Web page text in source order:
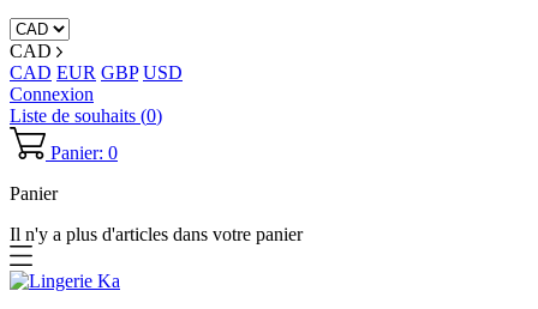
CAD
CAD EUR GBP USD
Connexion
Liste de souhaits (0)
Panier: 0
Panier
Il n'y a plus d'articles dans votre panier